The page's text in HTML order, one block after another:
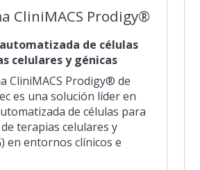
CliniMACS Prodigy®
de células
celulares y génicas
CliniMACS Prodigy® de
es una solución líder en
de células para
terapias celulares y
en entornos clínicos e